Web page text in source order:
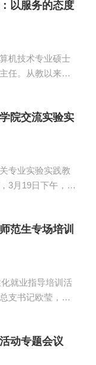
级计算机科学与
物
，物联网公共技
物联网和云计算
以服务的态度
机技术专业硕士
任。从教以来多
学院优秀教职
“蓝桥杯”全国软
用心工
读书，读...
院交流实验实
专业实验实践教
3月19日下午，计
院实验中心主任
老师等的热情接
计划和专业建设
学院的专业设置
范生专场培训
就业指导培训活
支书记欧莹，辅
化指导，分为师
场培训的学员务
动专题会议